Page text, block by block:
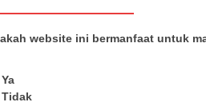
website ini bermanfaat untuk